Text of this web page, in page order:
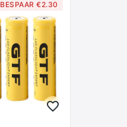
BESPAAR €2.30